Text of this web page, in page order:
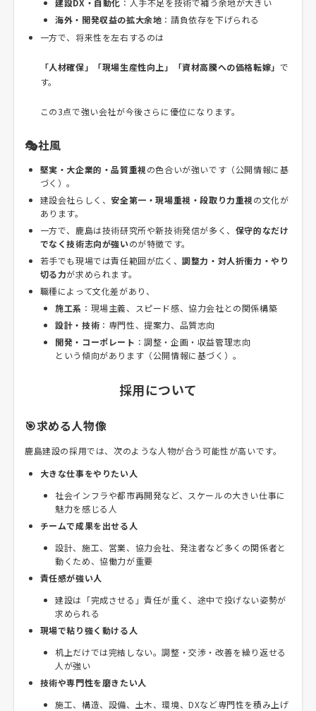
建設DX・自動化 ：人手不足を技術で補う余地が大きい
海外・開発収益の拡大余地 ：請負依存を下げられる
一方で、将来性を左右するのは
「人材確保」「現場生産性向上」「資材高騰への価格転嫁」 で
す。
この3点で強い会社が今後さらに優位になります。
🎭社風
堅実・大企業的・品質重視の色合いが強いです（公開情報に基
づく）。
建設会社らしく、 安全第一・現場重視・段取り力重視の文化が
あります。
一方で、鹿島は技術研究所や新技術発信が多く、 保守的なだけ
でなく技術志向が強いのが特徴です。
若手でも現場では責任範囲が広く、調整力・対人折衝力・やり
切る力が求められます。
職種によって文化差があり、
施工系 ：現場主義、スピード感、協力会社との関係構築
設計・技術 ：専門性、提案力、品質志向
開発・コーポレート ：調整・企画・収益管理志向
という傾向があります（公開情報に基づく）。
採用について
🎯求める人物像
鹿島建設の採用では、次のような人物が合う可能性が高いです。
大きな仕事をやりたい人
社会インフラや都市再開発など、スケールの大きい仕事に
魅力を感じる人
チームで成果を出せる人
設計、施工、営業、協力会社、発注者など多くの関係者と
動くため、協働力が重要
責任感が強い人
建設は「完成させる」責任が重く、途中で投げない姿勢が
求められる
現場で粘り強く動ける人
机上だけでは完結しない。調整・交渉・改善を繰り返せる
人が強い
技術や専門性を磨きたい人
施工、構造、設備、土木、環境、DXなど専門性を積み上げ